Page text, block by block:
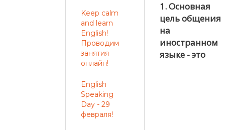
Keep calm
and learn
English!
Проводим
занятия
онлайн!
English
Speaking
Day - 29
февраля!
1. Основная
цель общения
на
иностранном
языке - это